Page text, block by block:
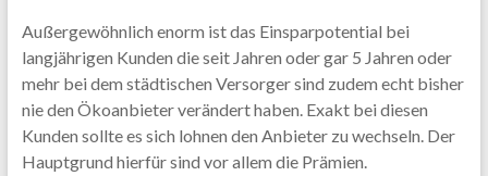
Außergewöhnlich enorm ist das Einsparpotential bei
langjährigen Kunden die seit Jahren oder gar 5 Jahren oder
mehr bei dem städtischen Versorger sind zudem echt bisher
nie den Ökoanbieter verändert haben. Exakt bei diesen
Kunden sollte es sich lohnen den Anbieter zu wechseln. Der
Hauptgrund hierfür sind vor allem die Prämien.